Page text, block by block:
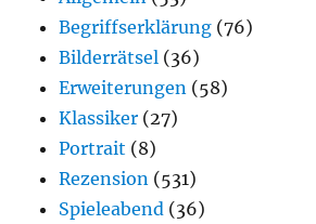
Begriffserklärung (76)
Bilderrätsel (36)
Erweiterungen (58)
Klassiker (27)
Portrait (8)
Rezension (531)
Spieleabend (36)